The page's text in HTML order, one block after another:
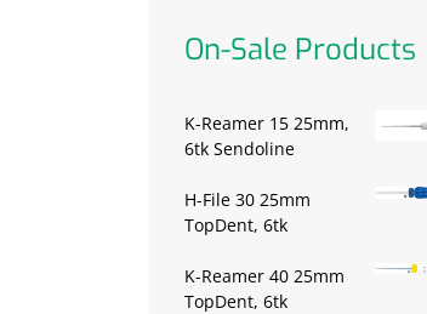
On-Sale Products
K-Reamer 15 25mm,
6tk Sendoline
H-File 30 25mm
TopDent, 6tk
K-Reamer 40 25mm
TopDent, 6tk